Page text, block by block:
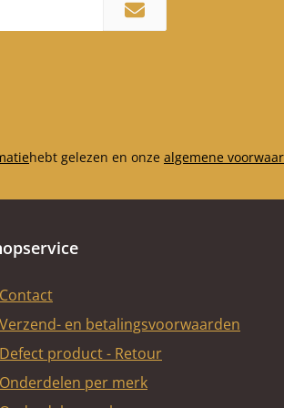
hebt gelezen en onze algemene
Contact
Verzend- en betalingsvoorwaarden
Defect product - Retour
Onderdelen per merk